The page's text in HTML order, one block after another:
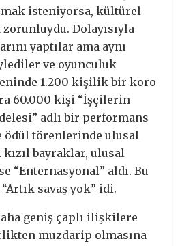
isteniyorsa, kültürel
Dolayısıyla
yaptılar ama aynı
ve oyunculuk
1.200 kişilik bir koro
60.000 kişi “İşçilerin
adlı bir performans
ödül törenlerinde ulusal
bayraklar, ulusal
“Enternasyonal” aldı. Bu
savaş yok” idi.
geniş çaplı ilişkilere
muzdarip olmasına